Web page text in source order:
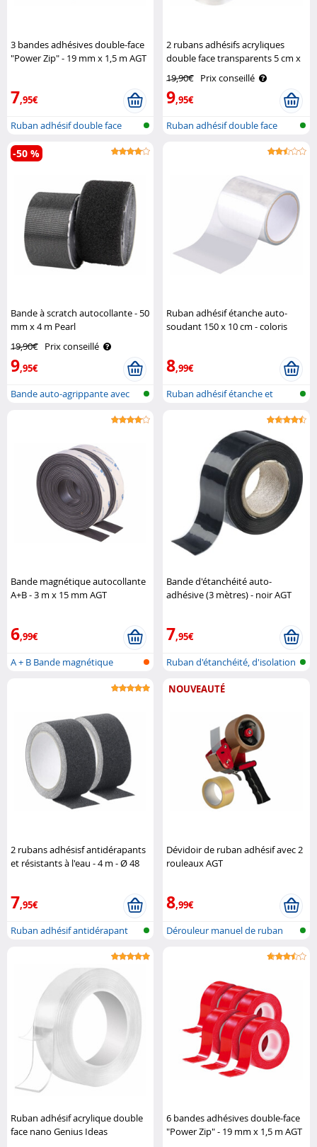
3 bandes adhésives double-face
"Power Zip" - 19 mm x 1,5 m AGT
7,95€
Ruban adhésif double face
2 rubans adhésifs acryliques
double face transparents 5 cm x
19,90€ Prix conseillé
9,95€
Ruban adhésif double face
Bande à scratch autocollante - 50
mm x 4 m Pearl
19,90€ Prix conseillé
9,95€
-50 %
Bande auto-agrippante avec
Ruban adhésif étanche auto-
soudant 150 x 10 cm - coloris
8,99€
Ruban adhésif étanche et
Bande magnétique autocollante
A+B - 3 m x 15 mm AGT
6,99€
A + B Bande magnétique
Bande d'étanchéité auto-
adhésive (3 mètres) - noir AGT
7,95€
Ruban d'étanchéité, d'isolation
2 rubans adhésisf antidérapants
et résistants à l'eau - 4 m - Ø 48
7,95€
Ruban adhésif antidérapant
NOUVEAUTÉ
Dévidoir de ruban adhésif avec 2
rouleaux AGT
8,99€
Dérouleur manuel de ruban
Ruban adhésif acrylique double
face nano Genius Ideas
6 bandes adhésives double-face
"Power Zip" - 19 mm x 1,5 m AGT